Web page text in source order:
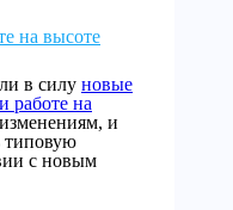
на высоте
в силу новые
работе на
и
типовую
с новым